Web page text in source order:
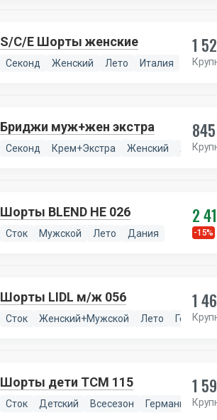
S/C/E Шорты женские
Секонд Женский Лето Италия
1
Бриджи муж+жен экстра
Секонд Крем+Экстра Женский Лето
Шорты BLEND HE 026
Сток Мужской Лето Дания
2
-15%
Шорты LIDL м/ж 056
Сток Женский+Мужской Лето
1
Шорты дети TCM 115
Сток Детский Всесезон Германия
1